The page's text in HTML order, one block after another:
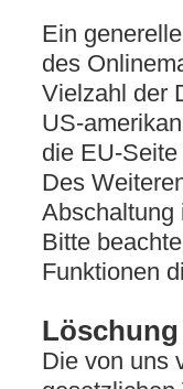
Ein
des
Vielzahl der
US-
die EU-Seite
Des
Abschaltung
Bitte
Funktionen
Die von uns